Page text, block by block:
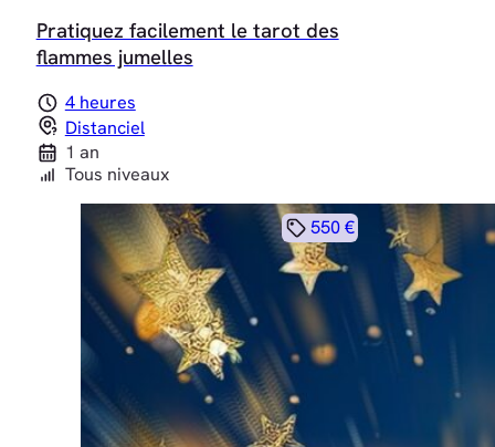
Pratiquez facilement le tarot des
flammes jumelles
4 heures
Distanciel
1 an
Tous niveaux
550 €